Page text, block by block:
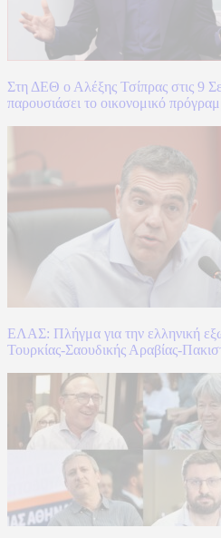
Στη ΔΕΘ ο Αλέξης Τσίπρας στις 9
παρουσιάσει το οικονομικό
ΕΛΑΣ: Πλήγμα για την ελληνική
Τουρκίας-Σαουδικής Αραβίας-